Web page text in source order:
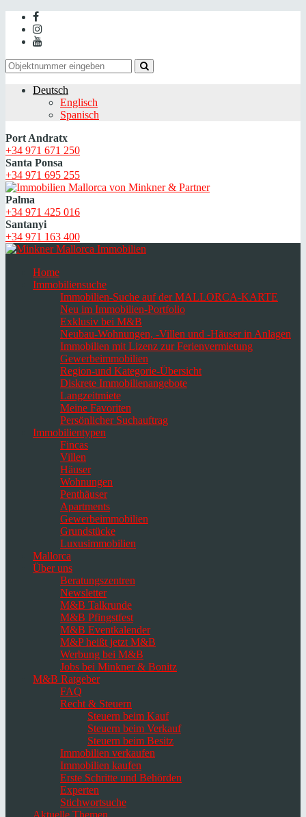
Deutsch
Englisch
Spanisch
Port Andratx
+34 971 671 250
Santa Ponsa
+34 971 695 255
Palma
+34 971 425 016
Santanyi
+34 971 163 400
Home
Immobiliensuche
Immobilien-Suche auf der MALLORCA-KARTE
Neu im Immobilien-Portfolio
Exklusiv bei M&B
Neubau-Wohnungen, -Villen und -Häuser in Anlagen
Immobilien mit Lizenz zur Ferienvermietung
Gewerbeimmobilien
Region-und Kategorie-Übersicht
Diskrete Immobilienangebote
Langzeitmiete
Meine Favoriten
Persönlicher Suchauftrag
Immobilientypen
Fincas
Villen
Häuser
Wohnungen
Penthäuser
Apartments
Gewerbeimmobilien
Grundstücke
Luxusimmobilien
Mallorca
Über uns
Beratungszentren
Newsletter
M&B Talkrunde
M&B Pfingstfest
M&B Eventkalender
M&P heißt jetzt M&B
Werbung bei M&B
Jobs bei Minkner & Bonitz
M&B Ratgeber
FAQ
Recht & Steuern
Steuern beim Kauf
Steuern beim Verkauf
Steuern beim Besitz
Immobilien verkaufen
Immobilien kaufen
Erste Schritte und Behörden
Experten
Stichwortsuche
Aktuelle Themen